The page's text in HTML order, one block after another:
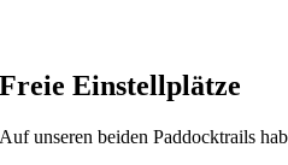
Freie Einstellplätze
Auf unseren beiden Paddocktrails